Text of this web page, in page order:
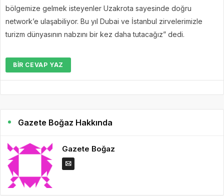
bölgemize gelmek isteyenler Uzakrota sayesinde doğru
network’e ulaşabiliyor. Bu yıl Dubai ve İstanbul zirvelerimizle
turizm dünyasının nabzını bir kez daha tutacağız” dedi.
BIR CEVAP YAZ
Gazete Boğaz Hakkında
Gazete Boğaz